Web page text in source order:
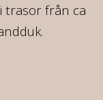
trasor från ca